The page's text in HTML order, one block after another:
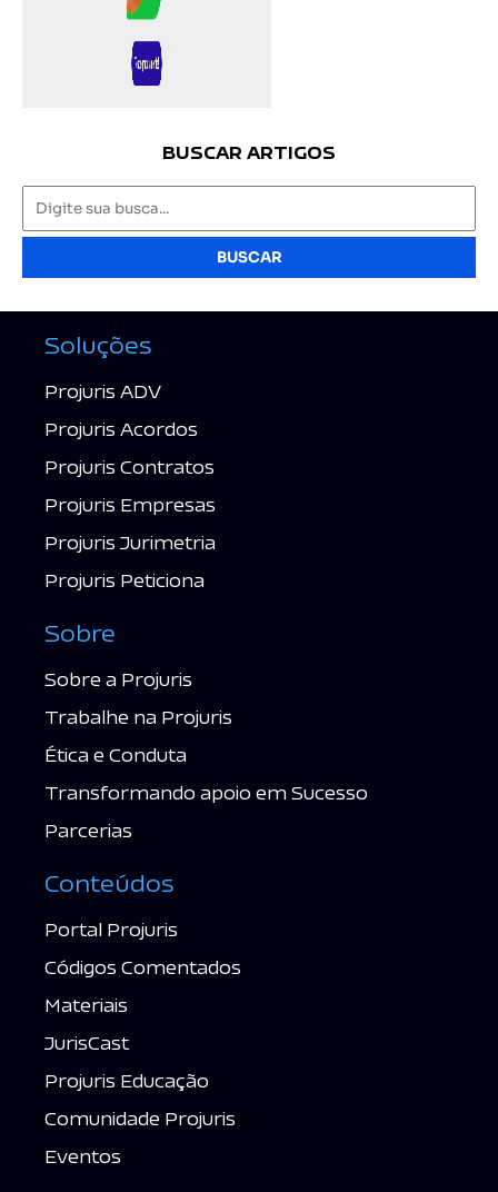
BUSCAR ARTIGOS
BUSCAR
Soluções
Projuris ADV
Projuris Acordos
Projuris Contratos
Projuris Empresas
Projuris Jurimetria
Projuris Peticiona
Sobre
Sobre a Projuris
Trabalhe na Projuris
Ética e Conduta
Transformando apoio em Sucesso
Parcerias
Conteúdos
Portal Projuris
Códigos Comentados
Materiais
JurisCast
Projuris Educação
Comunidade Projuris
Eventos